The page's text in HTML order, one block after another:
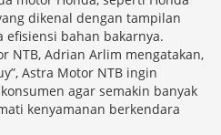
dikenal dengan tampilan
efisiensi bahan bakarnya.
NTB, Adrian Arlim mengatakan,
Astra Motor NTB ingin
agar semakin banyak
kenyamanan berkendara